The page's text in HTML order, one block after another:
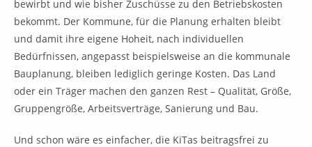
bewirbt und wie bisher Zuschüsse zu den Betriebskosten
bekommt. Der Kommune, für die Planung erhalten bleibt
und damit ihre eigene Hoheit, nach individuellen
Bedürfnissen, angepasst beispielsweise an die kommunale
Bauplanung, bleiben lediglich geringe Kosten. Das Land
oder ein Träger machen den ganzen Rest – Qualität, Größe,
Gruppengröße, Arbeitsverträge, Sanierung und Bau.
Und schon wäre es einfacher, die KiTas beitragsfrei zu